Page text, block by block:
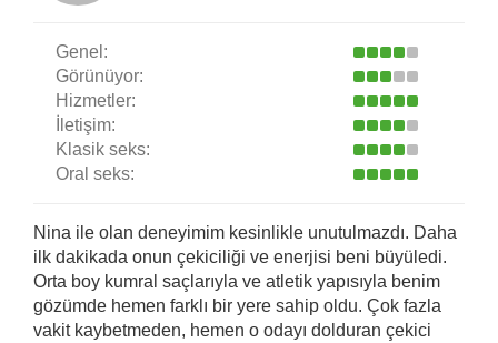
Genel:
Görünüyor:
Hizmetler:
İletişim:
Klasik seks:
Oral seks:
Nina ile olan deneyimim kesinlikle unutulmazdı. Daha
ilk dakikada onun çekiciliği ve enerjisi beni büyüledi.
Orta boy kumral saçlarıyla ve atletik yapısıyla benim
gözümde hemen farklı bir yere sahip oldu. Çok fazla
vakit kaybetmeden, hemen o odayı dolduran çekici